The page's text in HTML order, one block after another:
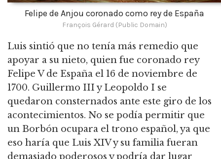
Felipe de Anjou coronado como rey de España
François Gérard (Public Domain)
Luis sintió que no tenía más remedio que
apoyar a su nieto, quien fue coronado rey
Felipe V de España el 16 de noviembre de
1700. Guillermo III y Leopoldo I se
quedaron consternados ante este giro de los
acontecimientos. No se podía permitir que
un Borbón ocupara el trono español, ya que
eso haría que Luis XIV y su familia fueran
demasiado poderosos y podría dar lugar